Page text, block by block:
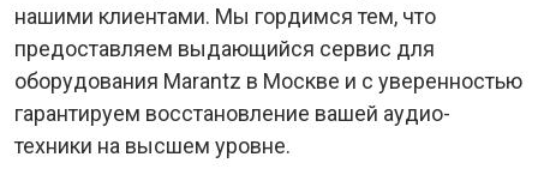
нашими клиентами. Мы гордимся тем, что
предоставляем выдающийся сервис для
оборудования Marantz в Москве и с уверенностью
гарантируем восстановление вашей аудио-
техники на высшем уровне.